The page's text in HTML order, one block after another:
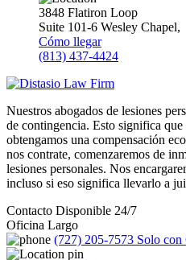
3848 Flatiron Loop
Suite 101-6 Wesley Chapel,
Cómo llegar
(813) 437-4424
Nuestros abogados de lesiones
de contingencia. Esto significa que
obtengamos una compensación
nos contrate, comenzaremos de
lesiones personales. Nos
incluso si eso significa llevarlo a
Contacto Disponible 24/7
Oficina Largo
(727) 205-7573 Solo con